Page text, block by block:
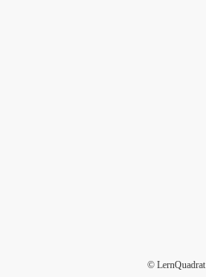
© LernQuadrat